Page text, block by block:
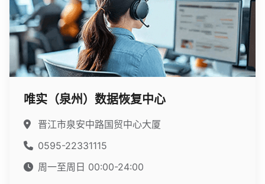
唯实（泉州）数据恢复中心
晋江市泉安中路国贸中心大厦
0595-22331115
周一至周日 00:00-24:00